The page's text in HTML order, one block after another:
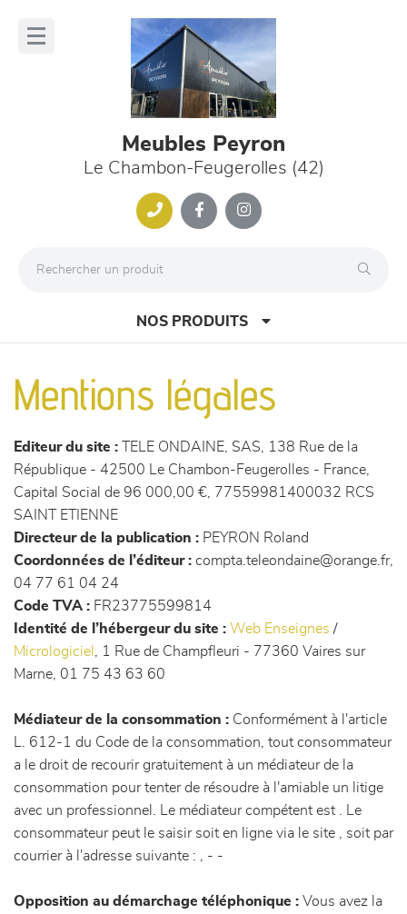
Meubles Peyron
Le Chambon-Feugerolles (42)
NOS PRODUITS
canapés et fauteuils
séjours
meubles de complément
chambres et dressing
décoration
Mentions légales
Editeur du site : TELE ONDAINE, SAS, 138 Rue de la
République - 42500 Le Chambon-Feugerolles - France,
Capital Social de 96 000,00 €, 77559981400032 RCS
SAINT ETIENNE
Directeur de la publication : PEYRON Roland
Coordonnées de l’éditeur : compta.teleondaine@orange.fr,
04 77 61 04 24
Code TVA : FR23775599814
Identité de l’hébergeur du site : Web Enseignes /
Micrologiciel
, 1 Rue de Champfleuri - 77360 Vaires sur
Marne, 01 75 43 63 60
Médiateur de la consommation : Conformément à l'article
L. 612-1 du Code de la consommation, tout consommateur
a le droit de recourir gratuitement à un médiateur de la
consommation pour tenter de résoudre à l'amiable un litige
avec un professionnel. Le médiateur compétent est . Le
consommateur peut le saisir soit en ligne via le site
, soit par
courrier à l'adresse suivante : , - -
Opposition au démarchage téléphonique : Vous avez la